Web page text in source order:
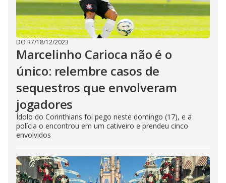
DO R7/18/12/2023
Marcelinho Carioca não é o
único: relembre casos de
sequestros que envolveram
jogadores
Ídolo do Corinthians foi pego neste domingo (17), e a
polícia o encontrou em um cativeiro e prendeu cinco
envolvidos